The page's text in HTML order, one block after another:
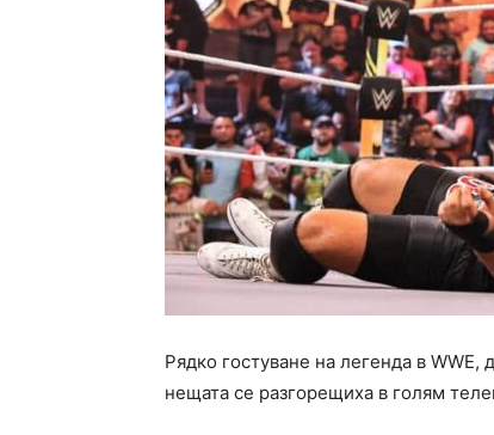
Рядко гостуване на легенда в
нещата се разгорещиха в голям